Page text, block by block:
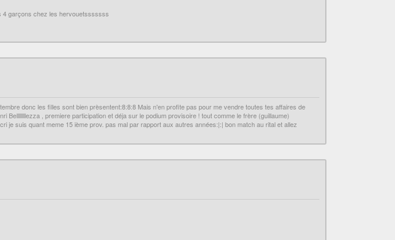
4 garçons chez les hervouetsssssss
donc les filles sont bien prèsentent:8:8:8 Mais n'en profite pas pour me vendre toutes tes affaires de
, premiere participation et déja sur le podium provisoire ! tout comme le frère (guillaume)
suis quant meme 15 ième prov. pas mal par rapport aux autres années:|:| bon match au rital et allez